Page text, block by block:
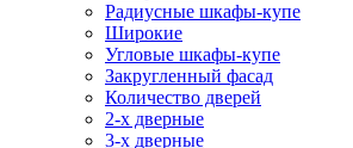
Радиусные шкафы-купе
Широкие
Угловые шкафы-купе
Закругленный фасад
Количество дверей
2-х дверные
3-х дверные